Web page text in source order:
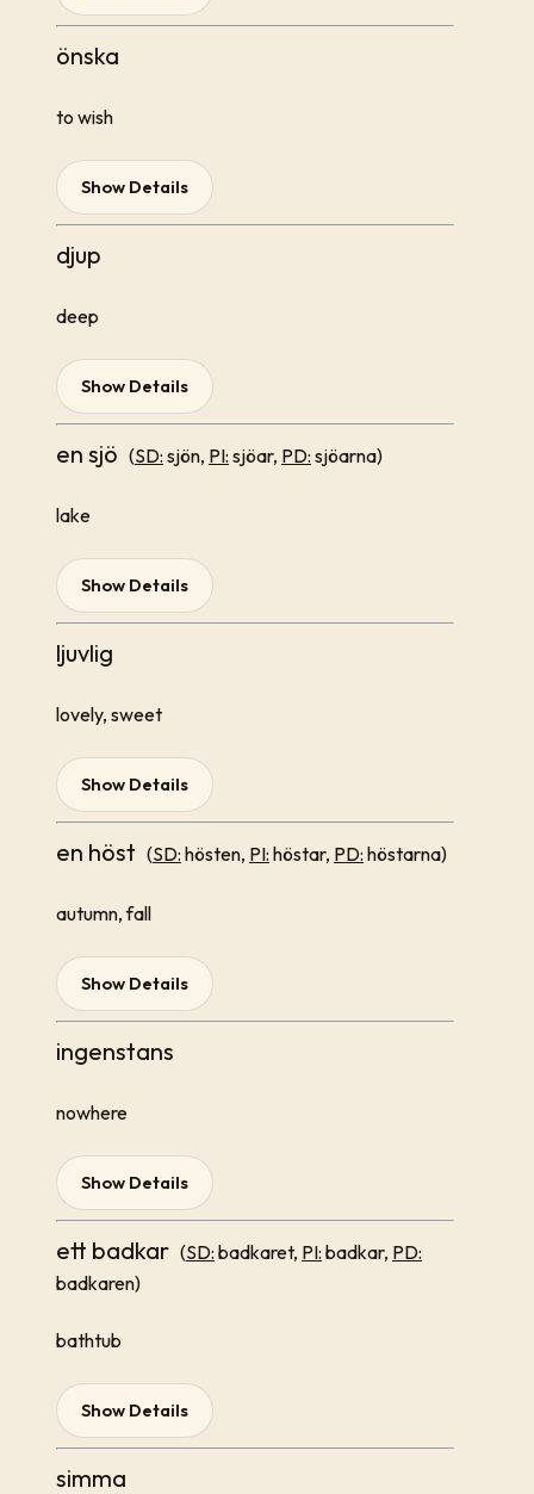
önska
to wish
Show Details
djup
deep
Show Details
en sjö (SD: sjön, PI: sjöar, PD: sjöarna)
lake
Show Details
ljuvlig
lovely, sweet
Show Details
en höst (SD: hösten, PI: höstar, PD: höstarna)
autumn, fall
Show Details
ingenstans
nowhere
Show Details
ett badkar (SD: badkaret, PI: badkar, PD:
badkaren)
bathtub
Show Details
simma